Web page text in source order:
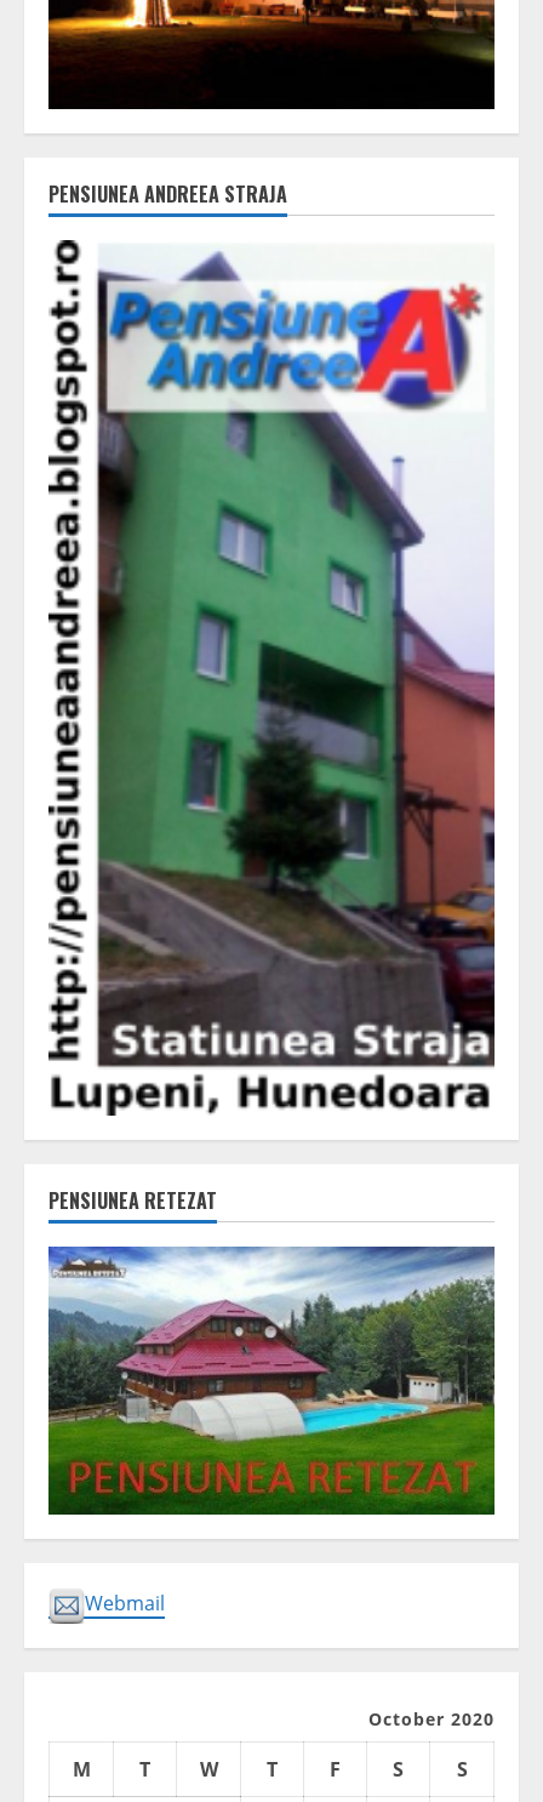
PENSIUNEA ANDREEA STRAJA
PENSIUNEA RETEZAT
Webmail
October 2020
M T W T F S
S